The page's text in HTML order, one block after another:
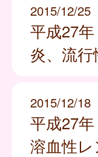
2015/12/25
平成27
炎、流
2015/12/18
平成27
溶血性